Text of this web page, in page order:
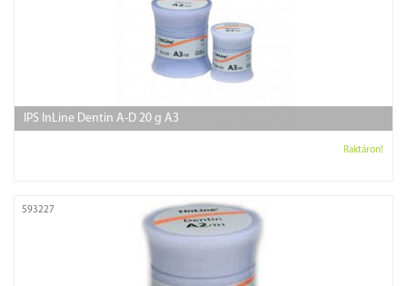
IPS InLine Dentin A-D 20 g A3
Raktáron!
593227